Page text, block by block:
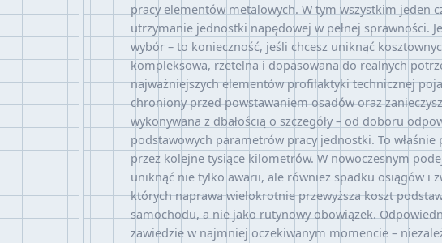
pracy elementów metalowych. W tym wszystkim jeden
utrzymanie jednostki napędowej w pełnej sprawności.
wybór – to konieczność, jeśli chcesz uniknąć
kompleksowa, rzetelna i dopasowana do realnych
najważniejszych elementów profilaktyki technicznej
chroniony przed powstawaniem osadów oraz
wykonywana z dbałością o szczegóły – od doboru
podstawowych parametrów pracy jednostki. To
przez kolejne tysiące kilometrów. W nowoczesnym
uniknąć nie tylko awarii, ale również spadku osiągów i
których naprawa wielokrotnie przewyższa koszt
samochodu, a nie jako rutynowy obowiązek.
zawiedzie w najmniej oczekiwanym momencie –